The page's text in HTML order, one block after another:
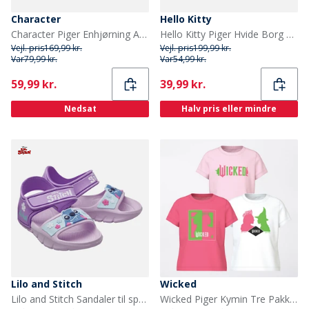
Character
Character Piger Enhjørning Ankelrem Sandaler Lyserød
Vejl. pris169,99 kr.
Var79,99 kr.
Current
59,99 kr.
Nedsat
Hello Kitty
Hello Kitty Piger Hvide Borg Slippers Hvid/Rød
Vejl. pris199,99 kr.
Var54,99 kr.
Current
39,99 kr.
Halv pris eller mindre
Lilo and Stitch
Lilo and Stitch Sandaler til spædBørn med ankelrem Lilac
Wicked
Wicked Piger Kymin Tre Pakke T-Shirts Camilla/Bright White/Ballerina